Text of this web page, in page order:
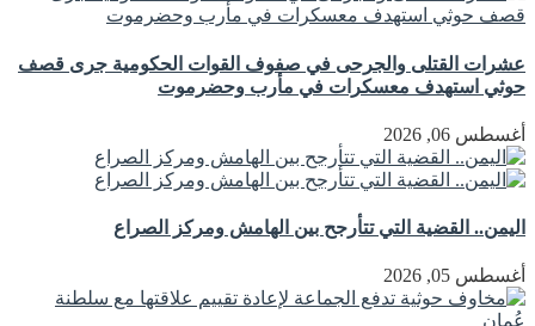
عشرات القتلى والجرحى في صفوف القوات الحكومية جرى قصف
حوثي استهدف معسكرات في مأرب وحضرموت
أغسطس 06, 2026
اليمن.. القضية التي تتأرجح بين الهامش ومركز الصراع
أغسطس 05, 2026